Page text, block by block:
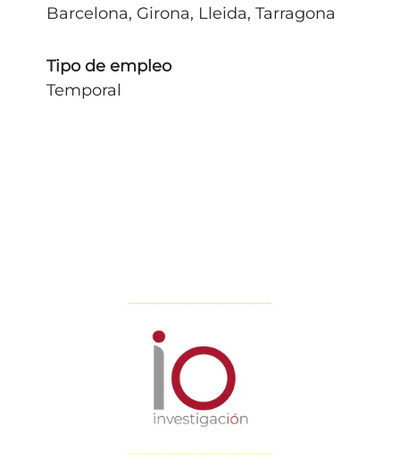
Barcelona, Girona, Lleida, Tarragona
Tipo de empleo
Temporal